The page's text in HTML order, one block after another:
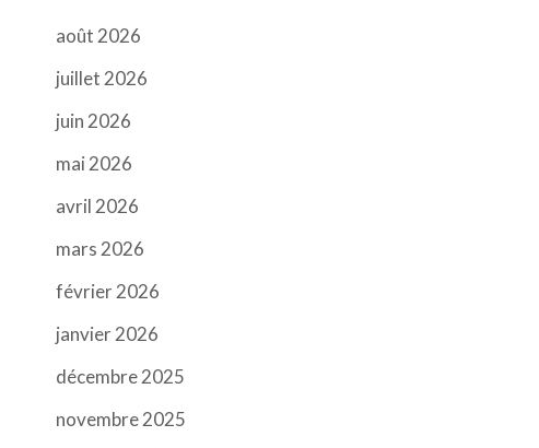
août 2026
juillet 2026
juin 2026
mai 2026
avril 2026
mars 2026
février 2026
janvier 2026
décembre 2025
novembre 2025